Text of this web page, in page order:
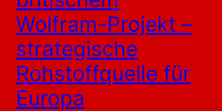
Wolfram-Projekt –
strategische
Rohstoffquelle für
Europa